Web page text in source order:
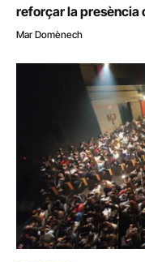
reforçar la presència
Mar Domènech